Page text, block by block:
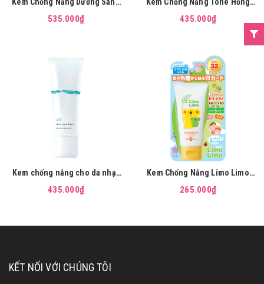
535.000₫
Repair & Balance Skin Care Uv
435.000₫
Kem chống nắng cho da nhạy
Balance 40g
435.000₫
Kem Chống Nắng Limo Limo
265.000₫
KẾT NỐI VỚI CHÚNG TÔI